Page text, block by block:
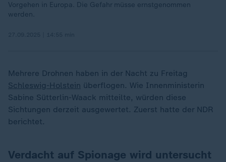
Vorgehen in Europa. Die Gefahr müsse ernstgenommen
werden.
Mehrere Drohnen haben in der Nacht zu Freitag
Schleswig-Holstein überflogen. Wie Innenministerin
Sabine Sütterlin-Waack mitteilte, würden diese
Sichtungen derzeit ausgewertet. Zuerst hatte der NDR
berichtet.
Verdacht auf Spionage wird untersucht